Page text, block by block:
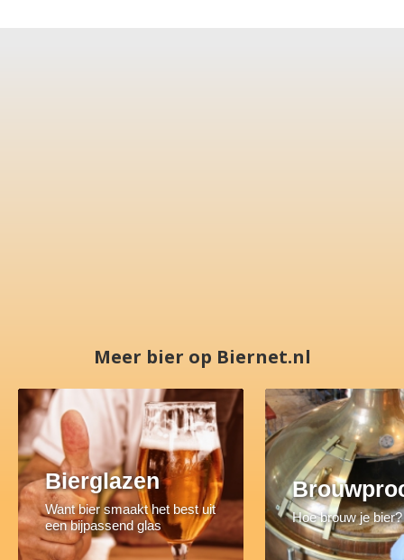
Meer bier op Biernet.nl
Bierglazen
Want bier smaakt het best uit
een bijpassend glas
Hoe brouw je bier?